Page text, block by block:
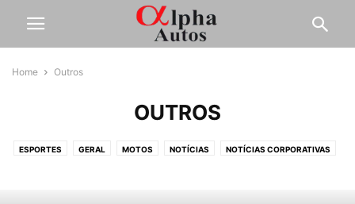
Home Outros
OUTROS
ESPORTES GERAL MOTOS NOTÍCIAS NOTÍCIAS CORPORATIVAS